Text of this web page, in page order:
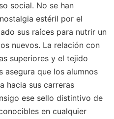
social. No se han
estéril por el
sus raíces para nutrir un
nuevos. La relación con
superiores y el tejido
asegura que los alumnos
hacia sus carreras
ese sello distintivo de
en cualquier